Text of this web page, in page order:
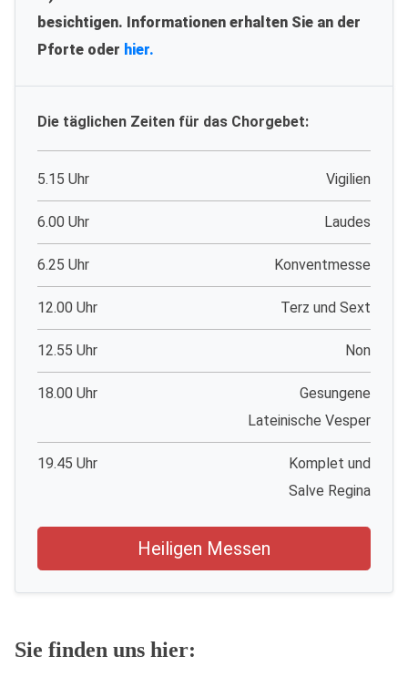
besichtigen. Informationen erhalten Sie an der
Pforte oder hier.
Die täglichen Zeiten für das Chorgebet:
5.15 Uhr Vigilien
6.00 Uhr Laudes
6.25 Uhr Konventmesse
12.00 Uhr Terz und Sext
12.55 Uhr Non
18.00 Uhr
Gesungene
Lateinische Vesper
19.45 Uhr
Komplet und
Salve Regina
Heiligen Messen
Sie finden uns hier: